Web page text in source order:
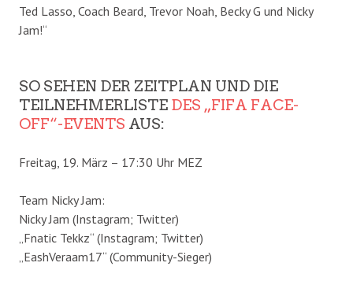
Ted Lasso, Coach Beard, Trevor Noah, Becky G und Nicky
Jam!“
SO SEHEN DER ZEITPLAN UND DIE
TEILNEHMERLISTE DES „FIFA FACE-
OFF“-EVENTS AUS:
Freitag, 19. März – 17:30 Uhr MEZ
Team Nicky Jam:
Nicky Jam (Instagram; Twitter)
„Fnatic Tekkz“ (Instagram; Twitter)
„EashVeraam17“ (Community-Sieger)